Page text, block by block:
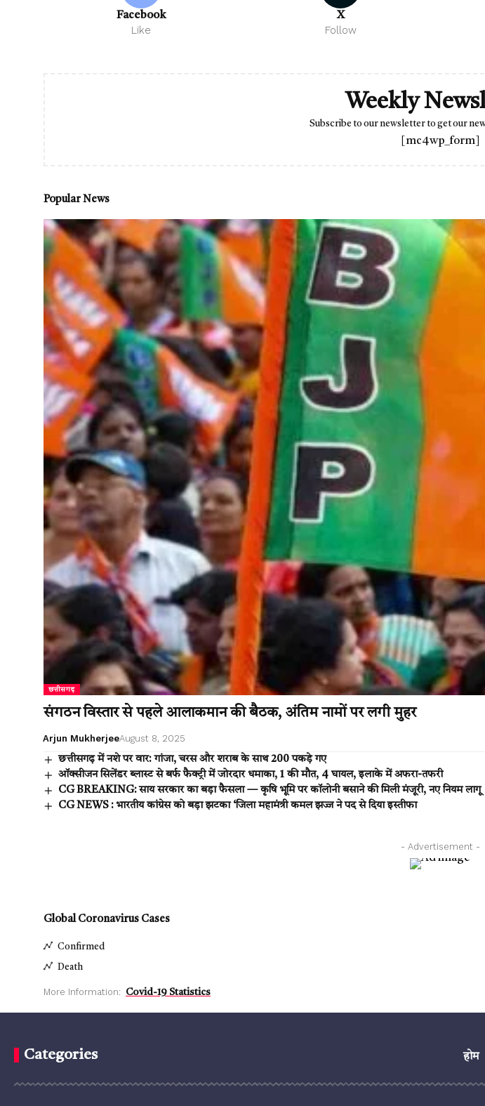
Facebook
Like
X
Follow
Weekly
Subscribe to our newsletter to get our
[mc4wp_form]
Popular News
छत्तीसगढ़
संगठन विस्तार से पहले आलाकमान की बैठक, अंतिम नामों पर लगी मुहर
Arjun MukherjeeAugust 8, 2025
छत्तीसगढ़ में नशे पर वार: गांजा, चरस और शराब के साथ 200 पकड़े गए
ऑक्सीजन सिलेंडर ब्लास्ट से बर्फ फैक्ट्री में जोरदार धमाका, 1 की मौत, 4 घायल, इलाके में अफरा-तफरी
CG BREAKING: साय सरकार का बड़ा फैसला — कृषि भूमि पर कॉलोनी बसाने की मिली मंजूरी, नए नियम लागू
CG NEWS : भारतीय कांग्रेस को बड़ा झटका ‘जिला महामंत्री कमल झज्ज ने पद से दिया इस्तीफा
- Advertisement -
Global Coronavirus Cases
Confirmed
Death
More Information: Covid-19 Statistics
Categories होम